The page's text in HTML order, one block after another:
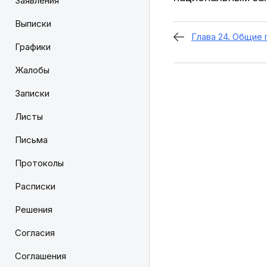
Выписки
Графики
Жалобы
Записки
Листы
Письма
Протоколы
Расписки
Решения
Согласия
Соглашения
Глава 24. Общие